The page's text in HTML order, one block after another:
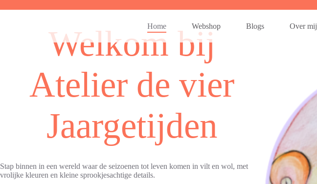
naar
Home Webshop Blogs Over mij
Welkom bij
Atelier de vier
Jaargetijden
Stap binnen in een wereld waar de seizoenen tot leven komen in vilt en wol, met
vrolijke kleuren en kleine sprookjesachtige details.